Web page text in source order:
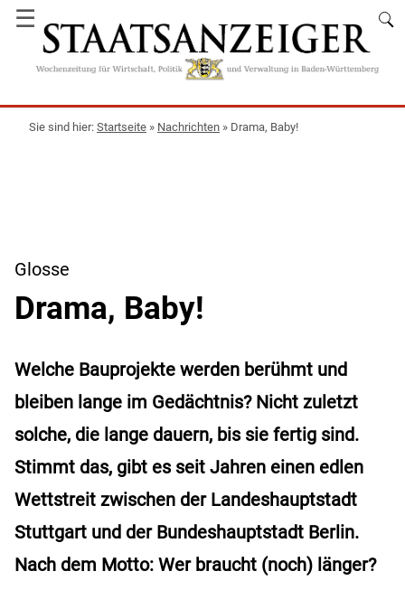
☰
Startseite » Nachrichten » Drama, Baby!
Glosse
Drama, Baby!
Welche Bauprojekte werden berühmt und
bleiben lange im Gedächtnis? Nicht zuletzt
solche, die lange dauern, bis sie fertig sind.
Stimmt das, gibt es seit Jahren einen edlen
Wettstreit zwischen der Landeshauptstadt
Stuttgart und der Bundeshauptstadt Berlin.
Nach dem Motto: Wer braucht (noch) länger?